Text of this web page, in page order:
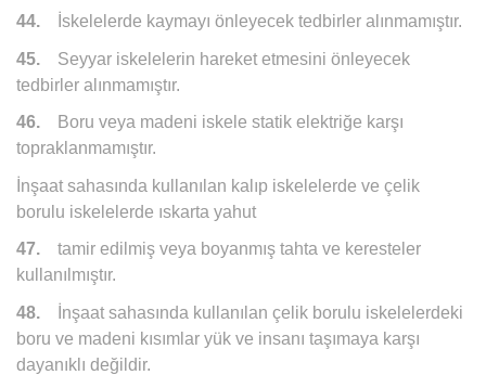
44. İskelelerde kaymayı önleyecek tedbirler alınmamıştır.
45. Seyyar iskelelerin hareket etmesini önleyecek
tedbirler alınmamıştır.
46.
Boru veya madeni iskele statik elektriğe karşı
topraklanmamıştır.
İnşaat sahasında kullanılan kalıp iskelelerde ve çelik
borulu iskelelerde ıskarta yahut
47. tamir edilmiş veya boyanmış tahta ve keresteler
kullanılmıştır.
48.
İnşaat sahasında kullanılan çelik borulu iskelelerdeki
boru ve madeni kısımlar yük ve insanı taşımaya karşı
dayanıklı değildir.